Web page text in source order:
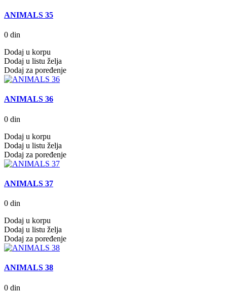
ANIMALS 35
0 din
Dodaj u korpu
Dodaj u listu želja
Dodaj za poređenje
ANIMALS 36
0 din
Dodaj u korpu
Dodaj u listu želja
Dodaj za poređenje
ANIMALS 37
0 din
Dodaj u korpu
Dodaj u listu želja
Dodaj za poređenje
ANIMALS 38
0 din